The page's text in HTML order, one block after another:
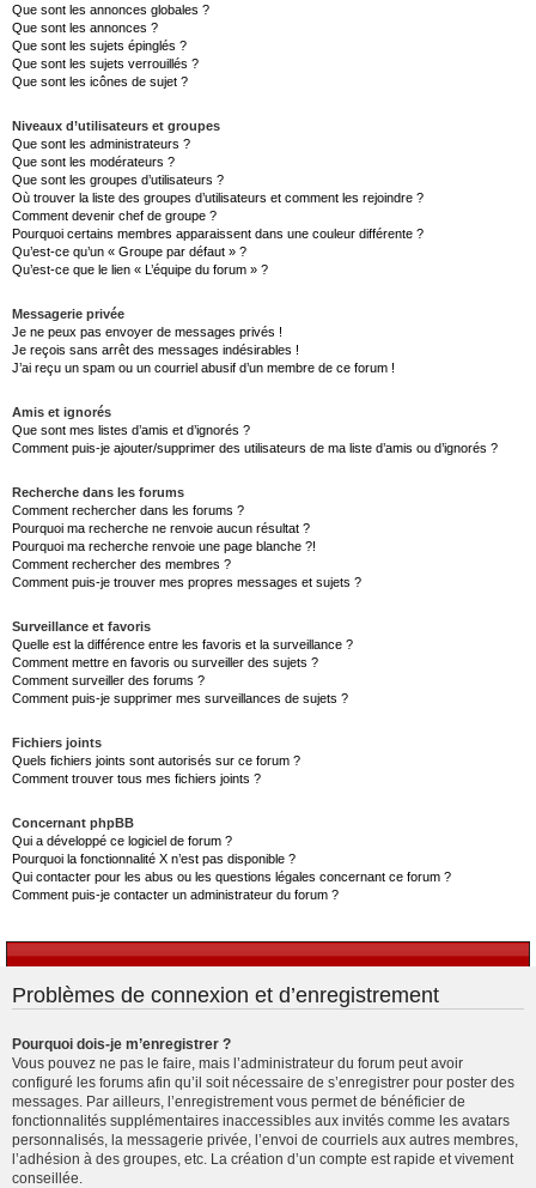
Que sont les annonces globales ?
Que sont les annonces ?
Que sont les sujets épinglés ?
Que sont les sujets verrouillés ?
Que sont les icônes de sujet ?
Niveaux d’utilisateurs et groupes
Que sont les administrateurs ?
Que sont les modérateurs ?
Que sont les groupes d’utilisateurs ?
Où trouver la liste des groupes d’utilisateurs et comment les rejoindre ?
Comment devenir chef de groupe ?
Pourquoi certains membres apparaissent dans une couleur différente ?
Qu’est-ce qu’un « Groupe par défaut » ?
Qu’est-ce que le lien « L’équipe du forum » ?
Messagerie privée
Je ne peux pas envoyer de messages privés !
Je reçois sans arrêt des messages indésirables !
J’ai reçu un spam ou un courriel abusif d’un membre de ce forum !
Amis et ignorés
Que sont mes listes d’amis et d’ignorés ?
Comment puis-je ajouter/supprimer des utilisateurs de ma liste d’amis ou d’ignorés ?
Recherche dans les forums
Comment rechercher dans les forums ?
Pourquoi ma recherche ne renvoie aucun résultat ?
Pourquoi ma recherche renvoie une page blanche ?!
Comment rechercher des membres ?
Comment puis-je trouver mes propres messages et sujets ?
Surveillance et favoris
Quelle est la différence entre les favoris et la surveillance ?
Comment mettre en favoris ou surveiller des sujets ?
Comment surveiller des forums ?
Comment puis-je supprimer mes surveillances de sujets ?
Fichiers joints
Quels fichiers joints sont autorisés sur ce forum ?
Comment trouver tous mes fichiers joints ?
Concernant phpBB
Qui a développé ce logiciel de forum ?
Pourquoi la fonctionnalité X n’est pas disponible ?
Qui contacter pour les abus ou les questions légales concernant ce forum ?
Comment puis-je contacter un administrateur du forum ?
Problèmes de connexion et d’enregistrement
Pourquoi dois-je m’enregistrer ?
Vous pouvez ne pas le faire, mais l’administrateur du forum peut avoir
configuré les forums afin qu’il soit nécessaire de s’enregistrer pour poster des
messages. Par ailleurs, l’enregistrement vous permet de bénéficier de
fonctionnalités supplémentaires inaccessibles aux invités comme les avatars
personnalisés, la messagerie privée, l’envoi de courriels aux autres membres,
l’adhésion à des groupes, etc. La création d’un compte est rapide et vivement
conseillée.